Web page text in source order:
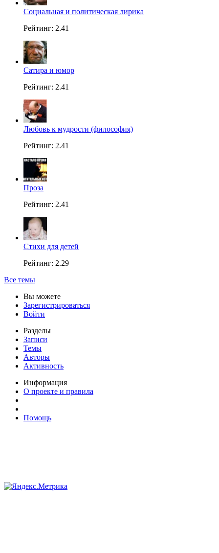
Социальная и политическая лирика
Рейтинг: 2.41
Сатира и юмор
Рейтинг: 2.41
Любовь к мудрости (философия)
Рейтинг: 2.41
Проза
Рейтинг: 2.41
Стихи для детей
Рейтинг: 2.29
Все темы
Вы можете
Зарегистрироваться
Войти
Разделы
Записи
Темы
Авторы
Активность
Информация
О проекте и правила
Помощь